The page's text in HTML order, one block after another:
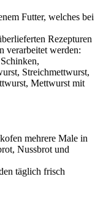
Futter, welches bei
Rezepturen
verarbeitet werden:
Streichmettwurst,
Mettwurst mit
mehrere Male in
Nussbrot und
täglich frisch